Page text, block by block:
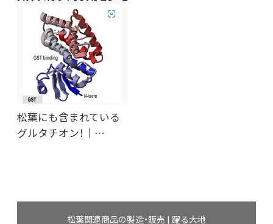
松葉にも含まれている
グルタチオン！｜…
松葉関連商品の製造・販売 | 躍る大地